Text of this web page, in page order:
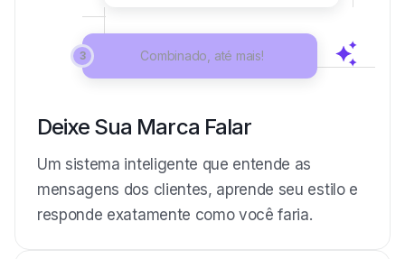
Combinado, até mais!
3
Deixe Sua Marca Falar
Um sistema inteligente que entende as
mensagens dos clientes, aprende seu estilo e
responde exatamente como você faria.